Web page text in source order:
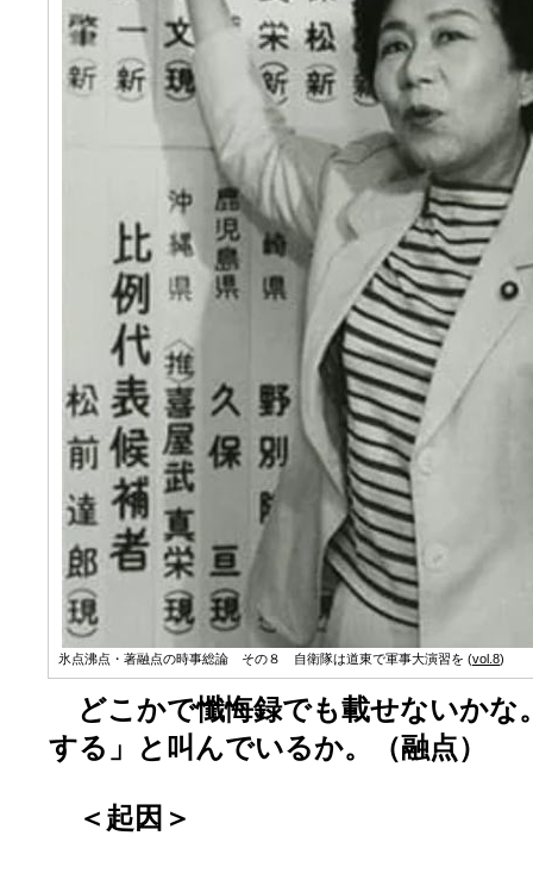
氷点沸点・著融点の時事総論 その８ 自衛隊は道東で軍事大演習を (vol.8)
どこかで懺悔録でも載せないかな
する」と叫んでいるか。（融点）
＜起因＞